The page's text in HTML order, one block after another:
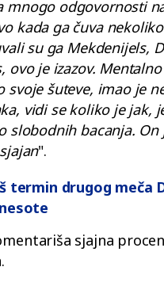
mnogo odgovornosti
kada ga čuva
su ga Mekdenijels,
ovo je izazov.
svoje šuteve, imao je
vidi se koliko je jak,
slobodnih bacanja. On
".
termin drugog meča
sjajna